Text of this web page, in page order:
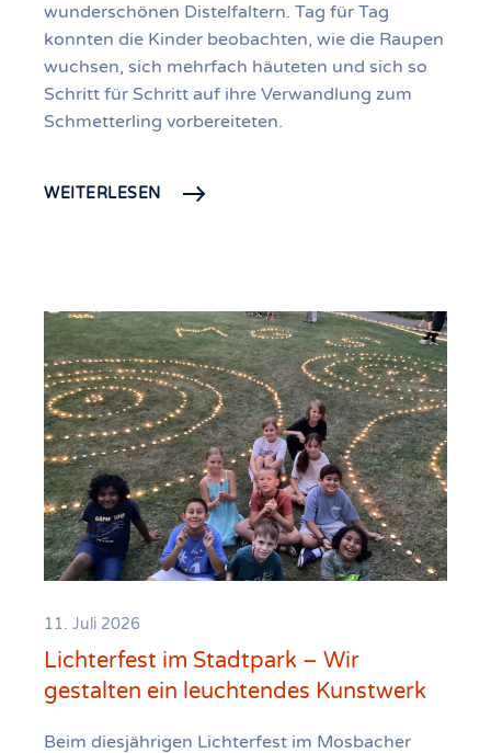
wunderschönen Distelfaltern. Tag für Tag
konnten die Kinder beobachten, wie die Raupen
wuchsen, sich mehrfach häuteten und sich so
Schritt für Schritt auf ihre Verwandlung zum
Schmetterling vorbereiteten.
WEITERLESEN
11. Juli 2026
Lichterfest im Stadtpark – Wir
gestalten ein leuchtendes Kunstwerk
Beim diesjährigen Lichterfest im Mosbacher